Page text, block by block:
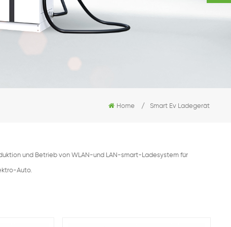
Home / Smart Ev Ladegerät
und Betrieb von WLAN-und LAN-smart-Ladesystem für
Auto.